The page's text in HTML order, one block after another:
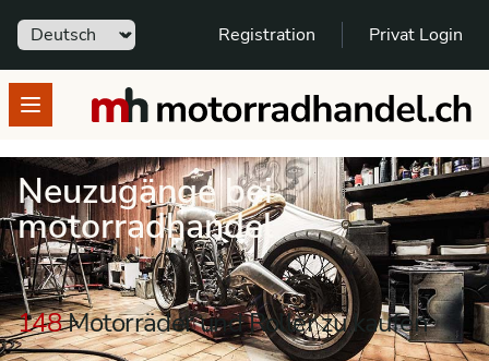
Sprache Registration Privat Login
Open menumotorradhandel.ch
Neuzugänge bei
motorradhandel
148Motorräder und Roller zu kaufen